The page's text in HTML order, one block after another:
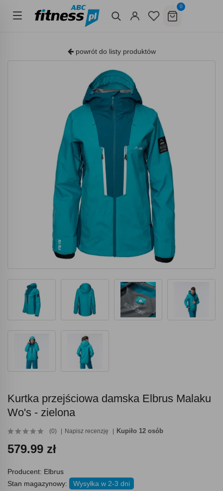
0
powrót do listy produktów
Kurtka przejściowa damska Elbrus Malaku
Wo's - zielona
(0) Napisz recenzję Kupiło 12 osób
579.99 zł
Producent: Elbrus
Stan magazynowy:
Wysyłka w 2-3 dni